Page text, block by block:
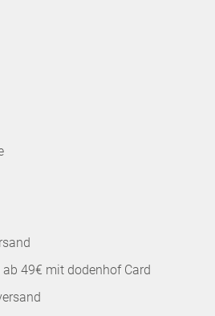
49€ mit dodenhof Card